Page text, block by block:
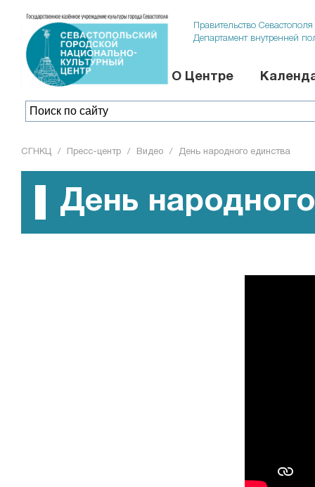
О Центре
Правительство Севастополя
Департамент внутренней
СГНКЦ / Пресс-центр / Видео / День народного единства
День